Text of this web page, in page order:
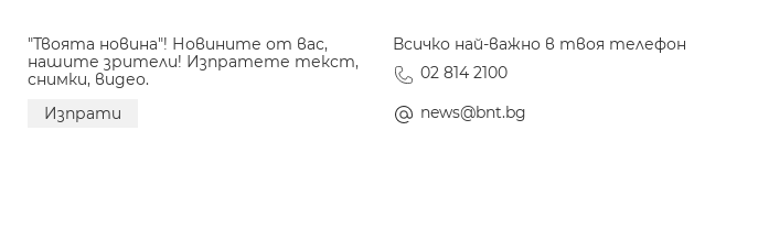
"Твоята новина"! Новините от вас,
нашите зрители! Изпратете текст,
снимки, видео.
Изпрати
Всичко най-важно в твоя телефон
02 814 2100
news@bnt.bg